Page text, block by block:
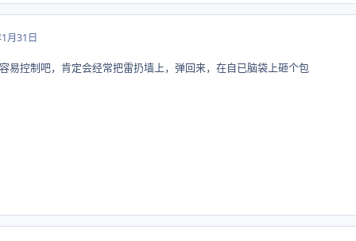
月31日
易控制吧，肯定会经常把雷扔墙上，弹回来，在自已脑袋上砸个包